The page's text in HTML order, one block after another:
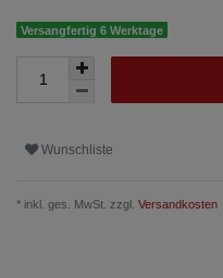
Versangfertig 6 Werktage
Wunschliste
* inkl. ges. MwSt. zzgl. Versandkosten